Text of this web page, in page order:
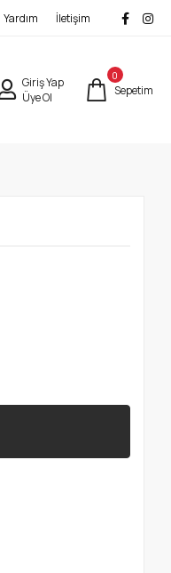
Yardım İletişim
Giriş Yap
Üye Ol
0
Sepetim